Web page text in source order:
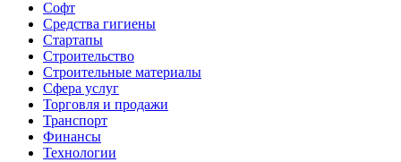
Софт
Средства гигиены
Стартапы
Строительство
Строительные материалы
Сфера услуг
Торговля и продажи
Транспорт
Финансы
Технологии